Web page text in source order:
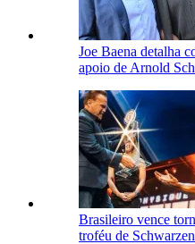
Joe Baena detalha
apoio de Arnold
Brasileiro vence
troféu de